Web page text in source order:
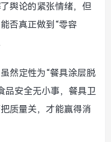
舆论的紧张情绪，但
否真正做到“零容
然定性为“餐具涂层脱
品安全无小事，餐具卫
质量关，才能赢得消